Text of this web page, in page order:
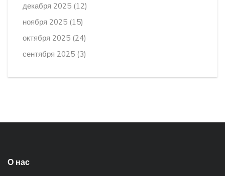
декабря 2025 (12)
ноября 2025 (15)
октября 2025 (24)
сентября 2025 (3)
О нас